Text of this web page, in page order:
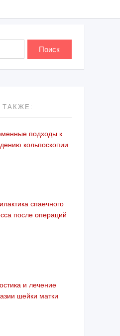
ТАКЖЕ:
подходы к
кольпоскопии
спаечного
после операций
и лечение
шейки матки